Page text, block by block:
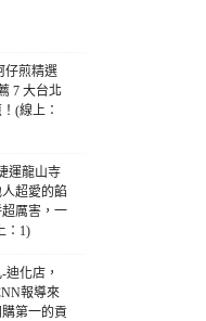
仔煎精選
7 大台北
(線上：
運龍山寺
超愛的餡
厲害，一
：1)
化店，
報導來
第一的貢